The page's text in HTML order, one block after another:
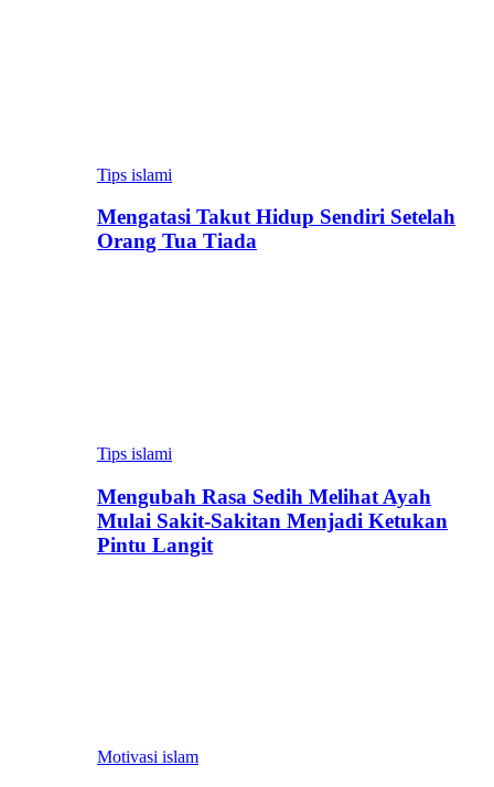
Tips islami
Mengatasi Takut Hidup Sendiri Setelah
Orang Tua Tiada
Tips islami
Mengubah Rasa Sedih Melihat Ayah
Mulai Sakit-Sakitan Menjadi Ketukan
Pintu Langit
Motivasi islam